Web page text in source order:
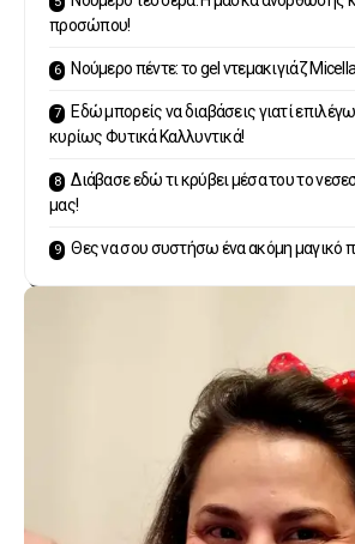
προσώπου!
Νούμερο πέντε: το gel ντεμακιγιάζ
Εδώ μπορείς να διαβάσεις γιατί
κυρίως Φυτικά Καλλυντικά!
Διάβασε εδώ τι κρύβει μέσα του το
μας!
Θες να σου συστήσω ένα ακόμη μαγικό